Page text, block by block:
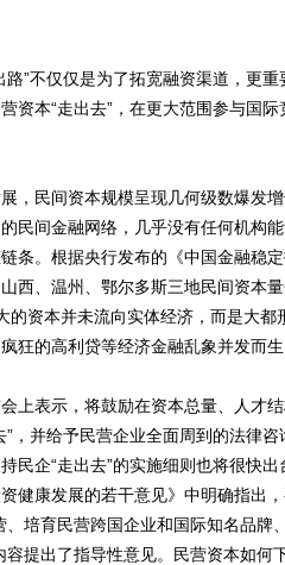
不仅仅是为了拓宽融资渠道，更重
资本“走出去”，在更大范围参与国
民间资本规模呈现几何级数爆发增
民间金融网络，几乎没有任何机构
条。根据央行发布的《中国金融稳
西、温州、鄂尔多斯三地民间资本量
资本并未流向实体经济，而是大都
狂的高利贷等经济金融乱象并发而生
表示，将鼓励在资本总量、人才结
，并给予民营企业全面周到的法律
民企“走出去”的实施细则也将很快
健康发展的若干意见》中明确指出
培育民营跨国企业和国际知名品牌
提出了指导性意见。民营资本如何